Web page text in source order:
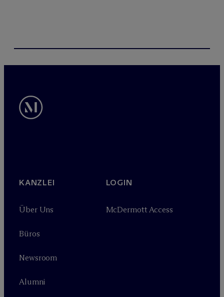
KANZLEI
Über Uns
Büros
Newsroom
Alumni
LOGIN
McDermott Access